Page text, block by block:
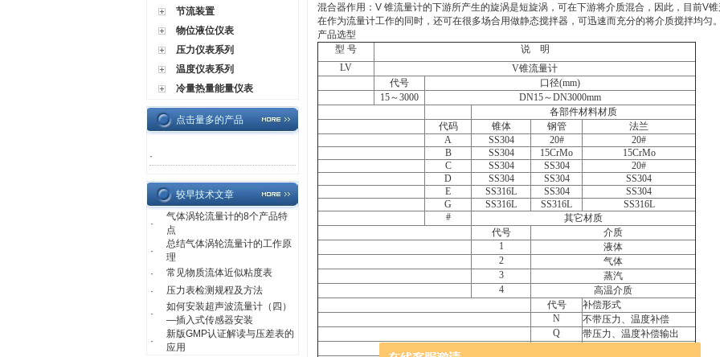
节流装置
物位液位仪表
压力仪表系列
温度仪表系列
冷量热量能量仪表
点击量多的产品
·
较早技术文章
·
气体涡轮流量计的8个产品特
点
·
总结气体涡轮流量计的工作原
理
·
常见物质流体近似粘度表
·
压力表检测规程及方法
·
如何安装超声波流量计（四）
—插入式传感器安装
·
新版GMP认证解读与压差表的
应用
混合器作用：V 锥流量计的下游所产生的旋涡是短旋涡，可在下游将介质混合，因此，目前V
在作为流量计工作的同时，还可在很多场合用做静态搅拌器，可迅速而充分的将介质搅拌均匀
产品选型
型 号
说 明
LV
V锥流量计
代号
口径(mm)
15～3000 DN15～DN3000mm
各部件材料材质
代码
锥体 钢管
法兰
A
SS304 20#
20#
B
SS304 15CrMo
15CrMo
C
SS304 SS304
20#
D
SS304 SS304
SS304
E
SS316L SS304
SS304
G
SS316L SS316L
SS316L
#
其它材质
代号
介质
1
液体
2
气体
3
蒸汽
4
高温介质
代号
补偿形式
N
不带压力、温度补偿
Q
带压力、温度补偿输出